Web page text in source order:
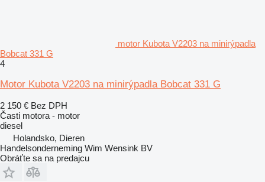
motor Kubota V2203 na minirýpadla
Bobcat 331 G
4
Motor Kubota V2203 na minirýpadla Bobcat 331 G
2 150 € Bez DPH
Časti motora - motor
diesel
Holandsko, Dieren
Handelsonderneming Wim Wensink BV
Obráťte sa na predajcu